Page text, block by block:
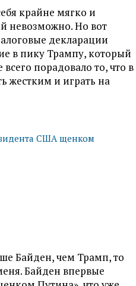
крайне мягко и
невозможно. Но вот
декларации
в пику Трампу, который
порадовало то, что в
жестким и играть на
США щенком
Байден, чем Трамп, то
Байден впервые